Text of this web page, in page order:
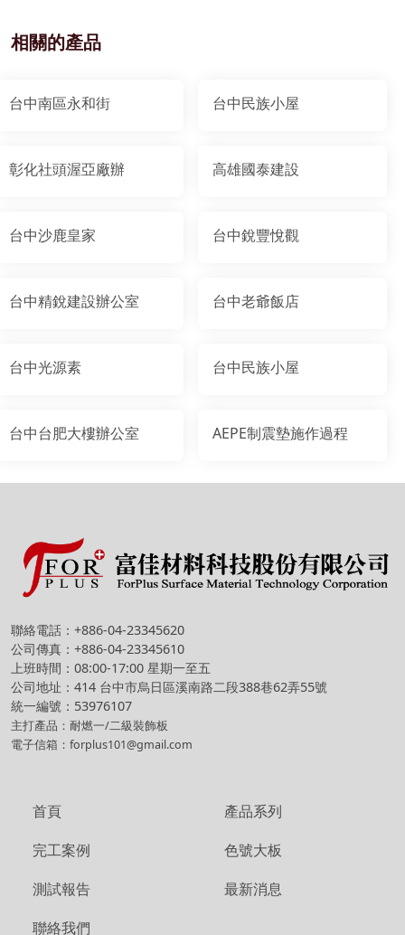
相關的產品
台中南區永和街 台中民族小屋
彰化社頭渥亞廠辦 高雄國泰建設
台中沙鹿皇家 台中銳豐悅觀
台中精銳建設辦公室 台中老爺飯店
台中光源素 台中民族小屋
台中台肥大樓辦公室 AEPE制震墊施作過程
聯絡電話：+886-04-23345620
公司傳真：+886-04-23345610
上班時間：08:00-17:00 星期一至五
公司地址：414 台中市烏日區溪南路二段388巷62弄55號
統一編號：53976107
主打產品：耐燃一/二級裝飾板
電子信箱：forplus101@gmail.com
首頁
產品系列
完工案例
色號大板
測試報告
最新消息
聯絡我們